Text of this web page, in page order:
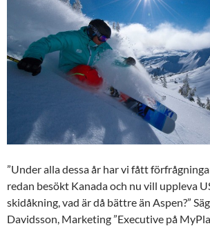
”Under alla dessa år har vi fått
redan besökt Kanada och nu vill uppleva
skidåkning, vad är då bättre än Aspen?”
Davidsson, Marketing ”Executive på